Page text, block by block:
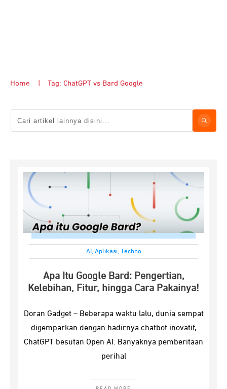
Home Tag: ChatGPT vs Bard Google
AI , Aplikasi, Techno
Apa Itu Google Bard: Pengertian,
Kelebihan, Fitur, hingga Cara Pakainya!
Doran Gadget – Beberapa waktu lalu, dunia sempat
digemparkan dengan hadirnya chatbot inovatif,
ChatGPT besutan Open AI. Banyaknya pemberitaan
perihal